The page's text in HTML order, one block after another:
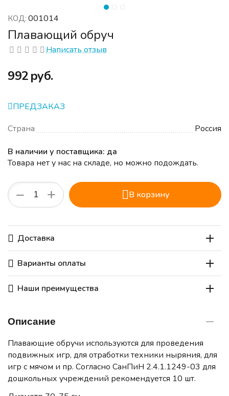
КОД: 001014
Плавающий обруч
Написать отзыв
‍992‍руб.
ПРЕДЗАКАЗ
Страна
Россия
В наличии у поставщика: да
Товара нет у нас на складе, но можно подождать.
+
− В корзину
Доставка
Варианты оплаты
Наши преимущества
Описание
Плавающие обручи используются для проведения
подвижных игр, для отработки техники ныряния, для
игр с мячом и пр. Согласно СанПиН 2.4.1.1249-03 для
дошкольных учреждений рекомендуется 10 шт.